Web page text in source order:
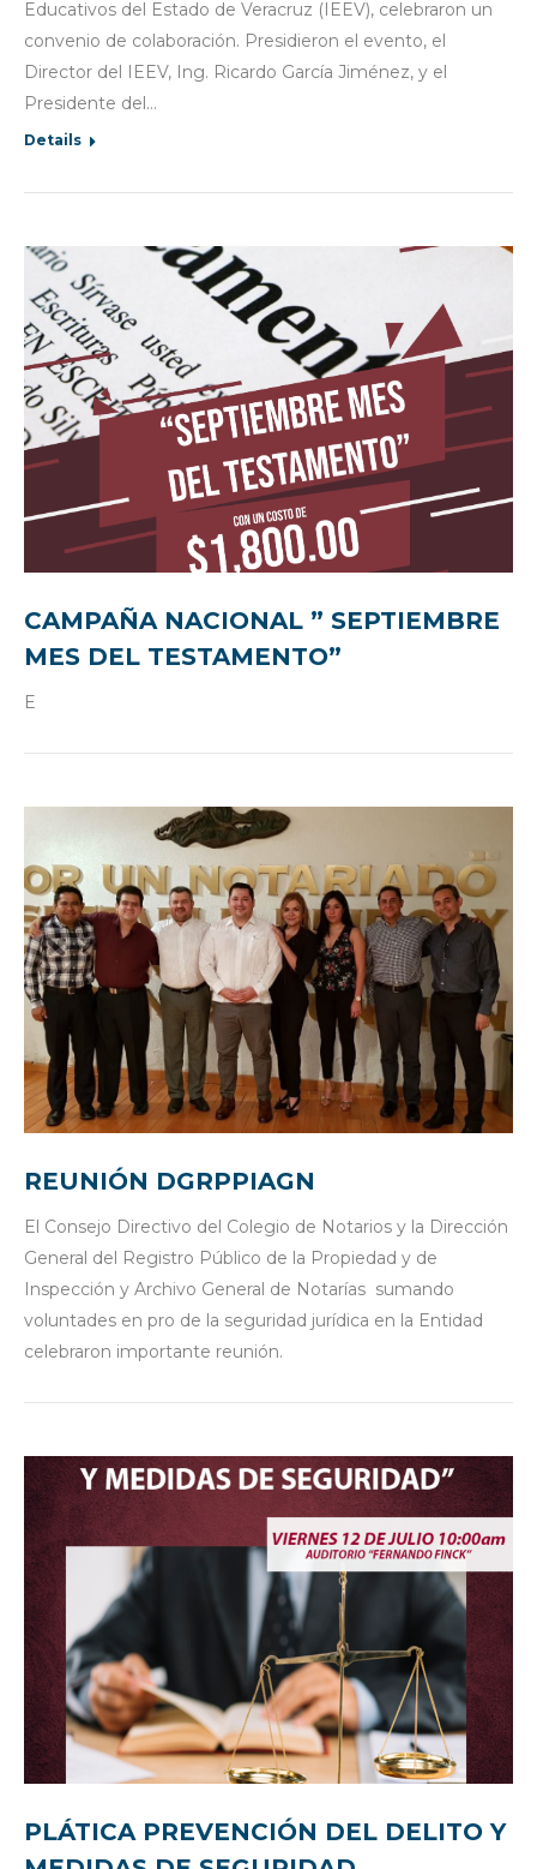
Educativos del Estado de Veracruz (IEEV), celebraron un
convenio de colaboración. Presidieron el evento, el
Director del IEEV, Ing. Ricardo García Jiménez, y el
Presidente del…
Details
CAMPAÑA NACIONAL ” SEPTIEMBRE
MES DEL TESTAMENTO”
E
REUNIÓN DGRPPIAGN
El Consejo Directivo del Colegio de Notarios y la Dirección
General del Registro Público de la Propiedad y de
Inspección y Archivo General de Notarías sumando
voluntades en pro de la seguridad jurídica en la Entidad
celebraron importante reunión.
PLÁTICA PREVENCIÓN DEL DELITO Y